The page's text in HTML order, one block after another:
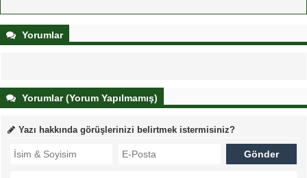
Yorumlar
Yorumlar (Yorum Yapılmamış)
Yazı hakkında görüşlerinizi belirtmek istermisiniz?